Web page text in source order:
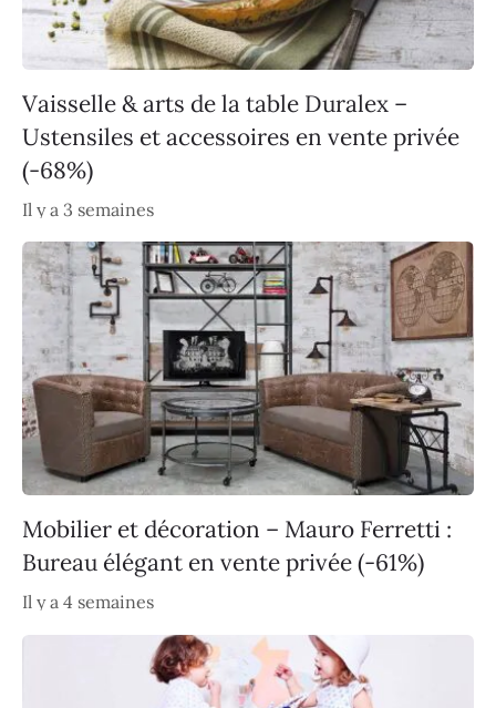
Vaisselle & arts de la table Duralex –
Ustensiles et accessoires en vente privée
(-68%)
Il y a 3 semaines
Mobilier et décoration – Mauro Ferretti :
Bureau élégant en vente privée (-61%)
Il y a 4 semaines